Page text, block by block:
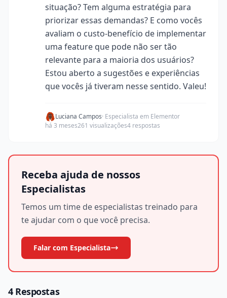
situação? Tem alguma estratégia para
priorizar essas demandas? E como vocês
avaliam o custo-benefício de implementar
uma feature que pode não ser tão
relevante para a maioria dos usuários?
Estou aberto a sugestões e experiências
que vocês já tiveram nesse sentido. Valeu!
Luciana Campos· Especialista em Elementor
há 3 meses261 visualizações4 respostas
Receba ajuda de nossos
Especialistas
Temos um time de especialistas treinado para
te ajudar com o que você precisa.
Falar com Especialista
4 Respostas